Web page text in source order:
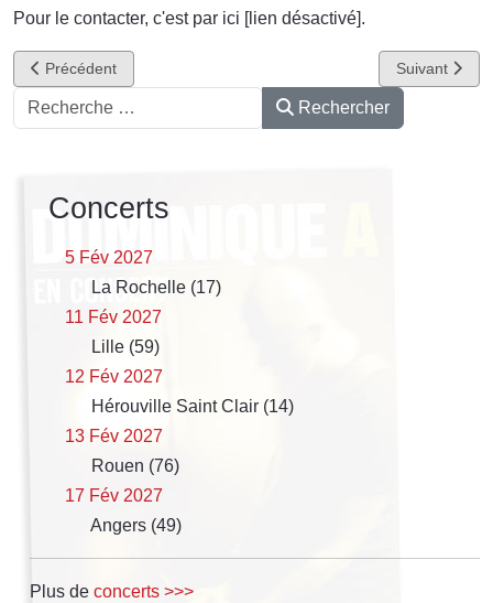
Pour le contacter, c'est par ici [lien désactivé].
Article précédent : Dominique A au Printemps de Bourges avec
Précédent Article
Suivant
Rechercher Rechercher
Concerts
5 Fév 2027
La Rochelle (17)
11 Fév 2027
Lille (59)
12 Fév 2027
Hérouville Saint Clair (14)
13 Fév 2027
Rouen (76)
17 Fév 2027
Angers (49)
Plus de concerts >>>